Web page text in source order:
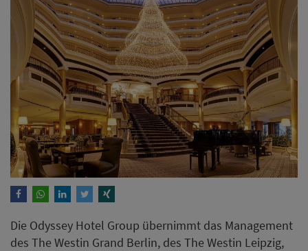
Die Odyssey Hotel Group übernimmt das Management
des The Westin Grand Berlin, des The Westin Leipzig,